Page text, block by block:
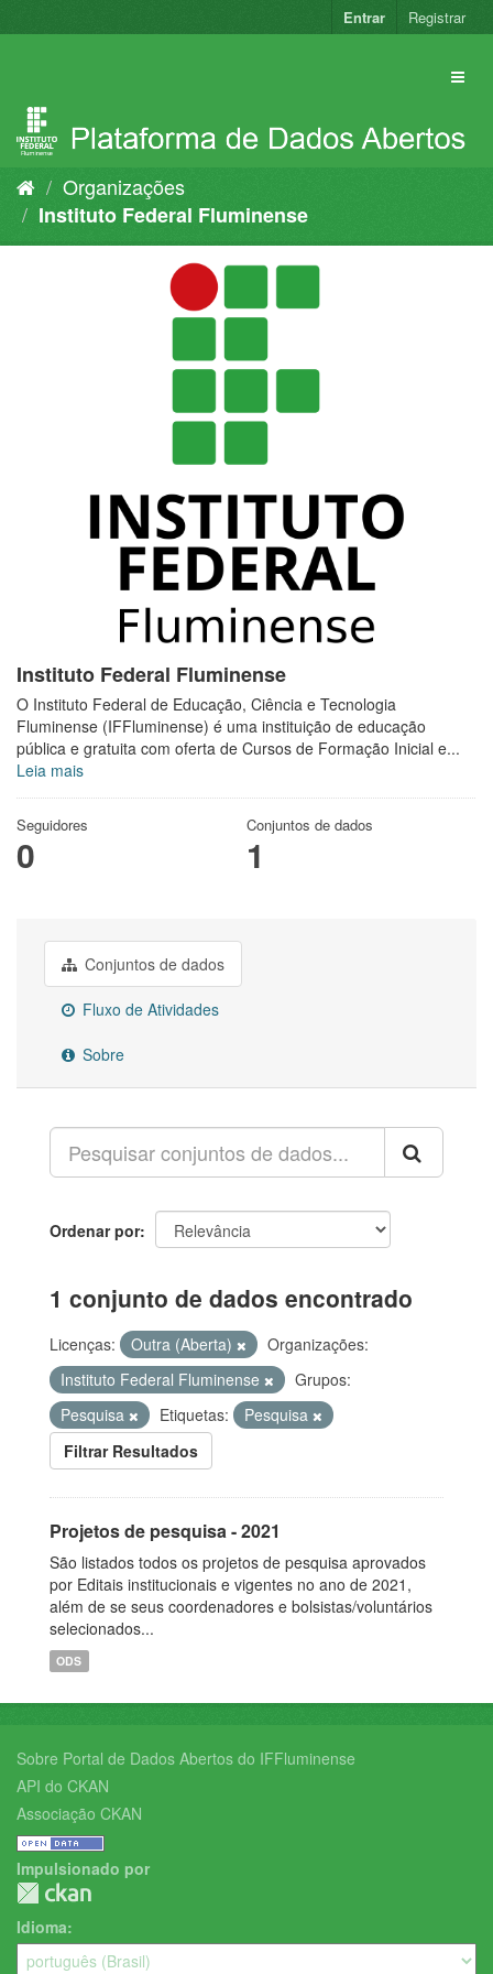
para
Entrar Registrar
Organizações
Instituto Federal Fluminense
Instituto Federal Fluminense
O Instituto Federal de Educação, Ciência e Tecnologia
Fluminense (IFFluminense) é uma instituição de educação
pública e gratuita com oferta de Cursos de Formação Inicial e...
Leia mais
Seguidores
0
Conjuntos de dados
1
Conjuntos de dados
Fluxo de Atividades
Sobre
Ordenar por
1 conjunto de dados encontrado
Licenças: Outra (Aberta)
Organizações:
Instituto Federal Fluminense
Grupos:
Pesquisa
Etiquetas:
Pesquisa
Filtrar Resultados
Projetos de pesquisa - 2021
São listados todos os projetos de pesquisa aprovados
por Editais institucionais e vigentes no ano de 2021,
além de se seus coordenadores e bolsistas/voluntários
selecionados...
ODS
Sobre Portal de Dados Abertos do IFFluminense
API do CKAN
Associação CKAN
Impulsionado por
Idioma